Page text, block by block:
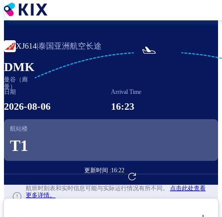
跳
转
主
要
容
XJ614|泰国亚洲航空长途
DMK
曼谷（廊
曼）

日期
2026-08-06
Arrival Time
16:23
航站楼
T1
更新时间 :16:22
前往航班预订
航班时刻表和实时信息可能与实际运行情况有所不同。 点击此处查看
更多详情。